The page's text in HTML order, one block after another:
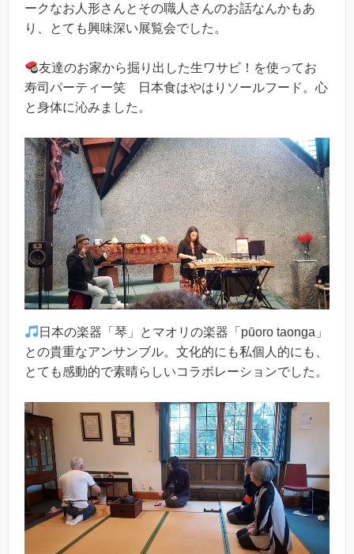
ークなお人形さんとその職人さんのお話なんかもあ
り、とても興味深い展覧会でした。
友達のお家から掘り出した生ワサビ！を使ってお
寿司パーティー笑 日本食はやはりソールフード。心
と身体に沁みました。
日本の楽器「琴」とマオリの楽器「pūoro taonga」
との貴重なアンサンブル。文化的にも私個人的にも、
とても感動的で素晴らしいコラボレーションでした。